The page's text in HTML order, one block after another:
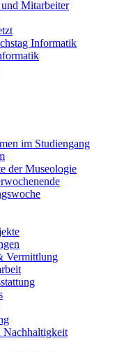
Mitarbeiter
Informatik
im Studiengang
der Museologie
Vermittlung
Nachhaltigkeit